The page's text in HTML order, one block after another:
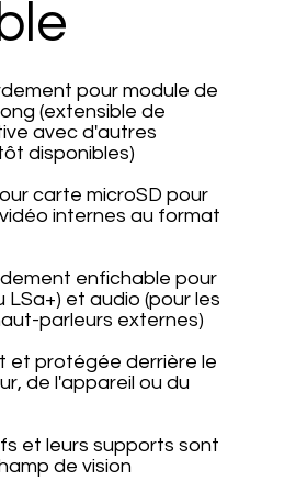
pour module de
(extensible de
avec d'autres
disponibles)
carte microSD pour
internes au format
enfichable pour
LSa+) et audio (pour les
parleurs externes)
et protégée derrière le
de l'appareil ou du
et leurs supports sont
de vision